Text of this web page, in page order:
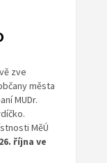
zve
města
MUDr.
MěÚ
října ve